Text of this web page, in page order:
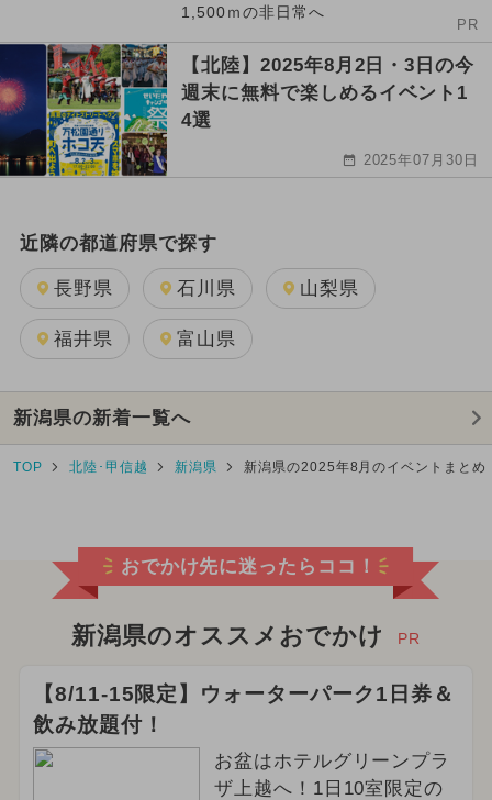
1,500ｍの非日常へ
PR
【北陸】2025年8月2日・3日の今
週末に無料で楽しめるイベント1
4選
2025年07月30日
近隣の都道府県で探す
長野県 石川県 山梨県
福井県 富山県
新潟県の新着一覧へ
TOP 北陸･甲信越 新潟県 新潟県の2025年8月のイベントまとめ
おでかけ先に迷ったらココ！
新潟県のオススメおでかけ PR
【8/11-15限定】ウォーターパーク1日券＆
飲み放題付！
お盆はホテルグリーンプラ
ザ上越へ！1日10室限定の